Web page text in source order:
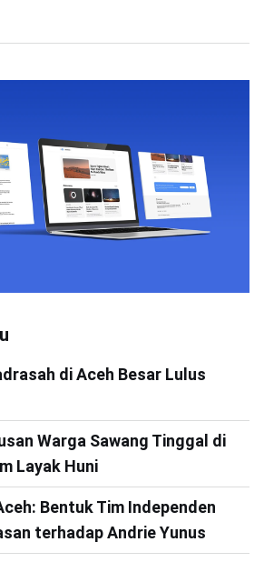
di Aceh Besar Lulus
Warga Sawang Tinggal di
Layak Huni
Bentuk Tim Independen
terhadap Andrie Yunus